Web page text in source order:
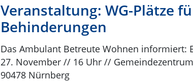
Veranstaltung: WG-Plätze
Behinderungen
Das Ambulant Betreute Wohnen informiert:
27. November // 16 Uhr //
90478 Nürnberg